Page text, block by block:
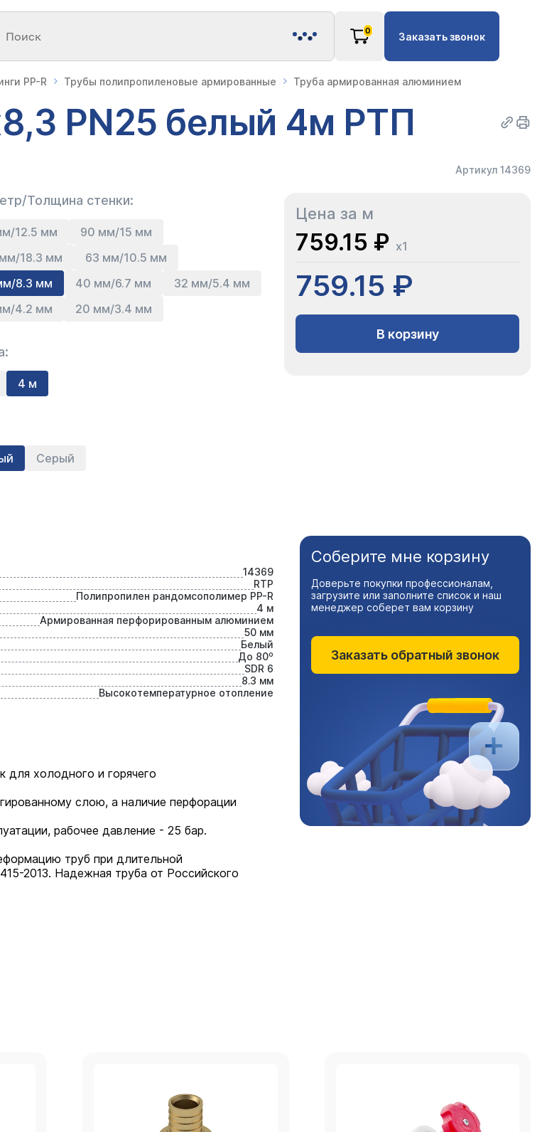
Поиск 0 Заказать звонок
PP-R Трубы полипропиленовые армированные Труба армированная алюминием
PN25 белый 4м РТП
Артикул 14369
Толщина стенки:
12.5 мм
90 мм/15 мм
18.3 мм
63 мм/10.5 мм
8.3 мм
40 мм/6.7 мм
32 мм/5.4 мм
4.2 мм
20 мм/3.4 мм
4 м
Серый
Цена за м
759.15 ₽ x1
759.15 ₽
В корзину
14369
RTP
Полипропилен рандомсополимер PP-R
4 м
Армированная перфорированным алюминием
50 мм
Белый
До 80⁰
SDR 6
8.3 мм
Высокотемпературное отопление
для холодного и горячего
слою, а наличие перфорации
рабочее давление - 25 бар.
труб при длительной
2013. Надежная труба от Российского
Соберите мне корзину
Доверьте покупки профессионалам,
загрузите или заполните список и наш
менеджер соберет вам корзину
Заказать обратный звонок